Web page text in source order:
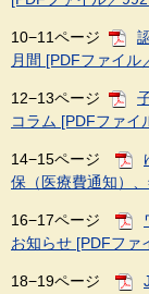
10−11ページ
月間 [PDFファイル
12−13ページ
コラム [PDFファイ
14−15ページ
保（医療費通知）
16−17ページ
お知らせ [PDFファ
18−19ページ